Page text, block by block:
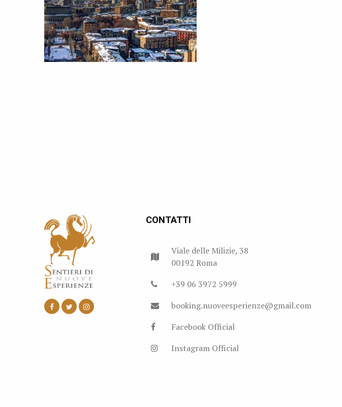
CONTATTI
Viale delle Milizie, 38
00192 Roma
+39 06 3972 5999
booking.nuoveesperienze@gmail.com
Facebook Official
Instagram Official